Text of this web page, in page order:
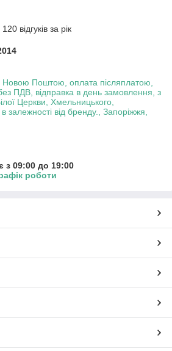
відгуків за рік
Новою Поштою, оплата післяплатою,
ПДВ, відправка в день замовлення, з
Церкви, Хмельницького,
залежності від бренду., Запоріжжя,
з 09:00 до 19:00
роботи